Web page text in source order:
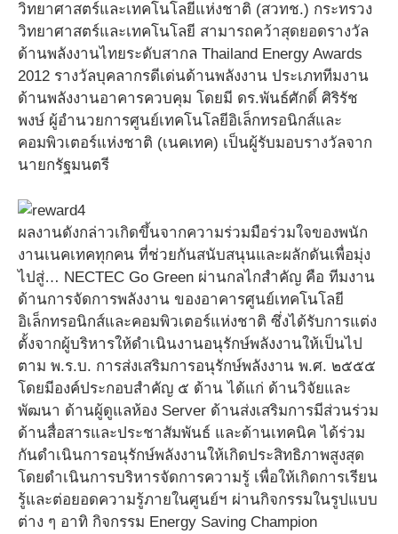
วิทยาศาสตร์และเทคโนโลยีแห่งชาติ (สวทช.) กระทรวง
วิทยาศาสตร์และเทคโนโลยี สามารถคว้าสุดยอดรางวัล
ด้านพลังงานไทยระดับสากล Thailand Energy Awards
2012 รางวัลบุคลากรดีเด่นด้านพลังงาน ประเภททีมงาน
ด้านพลังงานอาคารควบคุม โดยมี ดร.พันธ์ศักดิ์ ศิริรัช
พงษ์ ผู้อำนวยการศูนย์เทคโนโลยีอิเล็กทรอนิกส์และ
คอมพิวเตอร์แห่งชาติ (เนคเทค) เป็นผู้รับมอบรางวัลจาก
นายกรัฐมนตรี
ผลงานดังกล่าวเกิดขึ้นจากความร่วมมือร่วมใจของพนัก
งานเนคเทคทุกคน ที่ช่วยกันสนับสนุนและผลักดันเพื่อมุ่ง
ไปสู่… NECTEC Go Green ผ่านกลไกสำคัญ คือ ทีมงาน
ด้านการจัดการพลังงาน ของอาคารศูนย์เทคโนโลยี
อิเล็กทรอนิกส์และคอมพิวเตอร์แห่งชาติ ซึ่งได้รับการแต่ง
ตั้งจากผู้บริหารให้ดำเนินงานอนุรักษ์พลังงานให้เป็นไป
ตาม พ.ร.บ. การส่งเสริมการอนุรักษ์พลังงาน พ.ศ. ๒๕๕๕
โดยมีองค์ประกอบสำคัญ ๕ ด้าน ได้แก่ ด้านวิจัยและ
พัฒนา ด้านผู้ดูแลห้อง Server ด้านส่งเสริมการมีส่วนร่วม
ด้านสื่อสารและประชาสัมพันธ์ และด้านเทคนิค ได้ร่วม
กันดำเนินการอนุรักษ์พลังงานให้เกิดประสิทธิภาพสูงสุด
โดยดำเนินการบริหารจัดการความรู้ เพื่อให้เกิดการเรียน
รู้และต่อยอดความรู้ภายในศูนย์ฯ ผ่านกิจกรรมในรูปแบบ
ต่าง ๆ อาทิ กิจกรรม Energy Saving Champion